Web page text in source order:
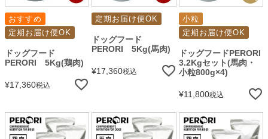
おすすめ
定期お届け便OK
ドッグフード
PERORI 5Kg(鶏肉)
¥17,360税込
定期お届け便OK
ドッグフード
PERORI 5Kg(馬肉)
¥17,360税込
小粒
定期お届け便OK
ドッグフードPERORI
3.2Kgセット(馬肉・
小粒800g×4)
¥11,800税込